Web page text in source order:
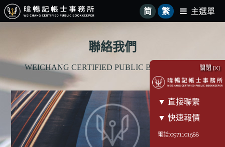
简 繁 主選單
聯絡我們
WEICHANG CERTIFIED PUBLIC BOOKKEEPER關閉 [X]
▼ 直接聯繫
▼ 快速報價
電話:0971101588